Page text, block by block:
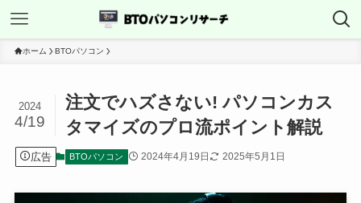
ホーム BTOパソコン
注文でハズさない! パソコンカス
タマイズのプロ流ポイント解説
2024
4/19
広告 BTOパソコン 2024年4月19日 2025年5月1日